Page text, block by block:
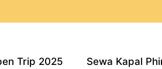
Trip 2025 Sewa Kapal